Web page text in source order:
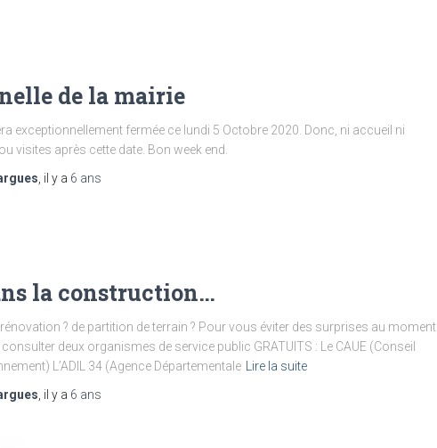
de la mairie
exceptionnellement fermée ce lundi 5 Octobre 2020. Donc, ni accueil ni
visites après cette date. Bon week end.
, il y a 6 ans
la construction…
? de partition de terrain ? Pour vous éviter des surprises au moment
deux organismes de service public GRATUITS : Le CAUE (Conseil
L’ADIL 34 (Agence Départementale
Lire la suite
, il y a 6 ans